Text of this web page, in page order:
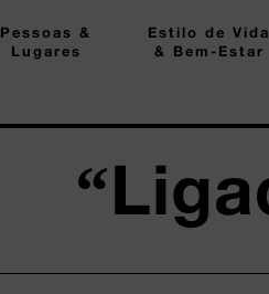
Pessoas &
Lugares
Estilo de Vida
& Bem-Estar